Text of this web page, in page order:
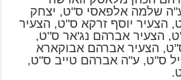
חתומים ע"ה שלמה אלפאסי ס"ט, יצחק
הצעיר יוסף זרקא ס"ט, הצעיר
הצעיר אברהם נג'אר ס"ט,
הצעיר אברהם אבוקארא
ס"ט, ע"ה אברהם טייב ס"ט,